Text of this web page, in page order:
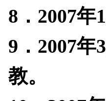
8 ． 2007年1
9 ． 2007年3
教。